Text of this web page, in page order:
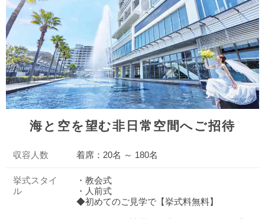
海と空を望む非日常空間へご招待
収容人数 着席：20名 ～ 180名
挙式スタイ
ル
・教会式
・人前式
◆初めてのご見学で【挙式料無料】